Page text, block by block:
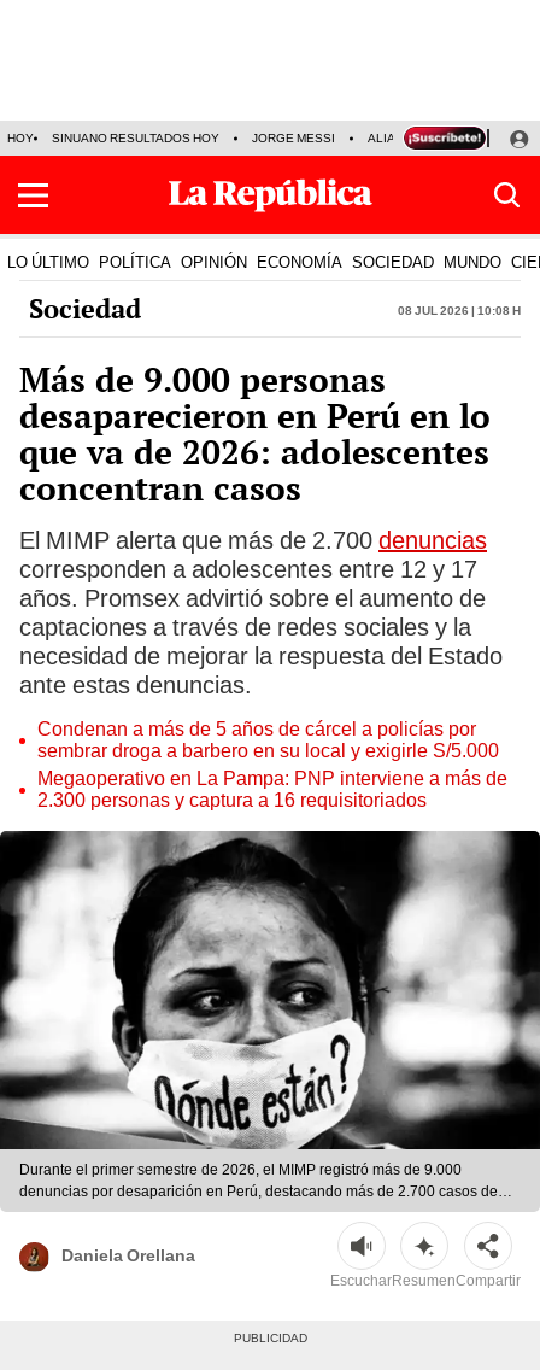
HOY SINUANO RESULTADOS HOY JORGE MESSI ALIANZA LIMA VS SPORT
LO ÚLTIMO POLÍTICA OPINIÓN ECONOMÍA SOCIEDAD MUNDO
Sociedad 08 Jul 2026 | 10:08 h
Más de 9.000 personas
desaparecieron en Perú en lo
que va de 2026: adolescentes
concentran casos
El MIMP alerta que más de 2.700 denuncias
corresponden a adolescentes entre 12 y 17
años. Promsex advirtió sobre el aumento de
captaciones a través de redes sociales y la
necesidad de mejorar la respuesta del Estado
ante estas denuncias.
Condenan a más de 5 años de cárcel a policías por
sembrar droga a barbero en su local y exigirle S/5.000
Megaoperativo en La Pampa: PNP interviene a más de
2.300 personas y captura a 16 requisitoriados
Durante el primer semestre de 2026, el MIMP registró más de 9.000
denuncias por desaparición en Perú, destacando más de 2.700 casos de
niños y adolescentes entre 12 y 17 años. | Difusión
Daniela Orellana
EscucharResumenCompartir